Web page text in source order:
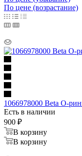
По цене (возрастание)
1066978000 Beta О-
Есть в наличии
900 ₽
В корзину
В корзину